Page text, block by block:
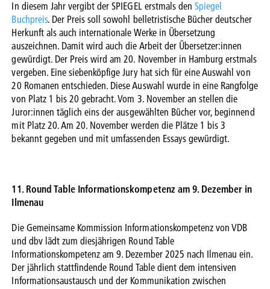
In diesem Jahr vergibt der SPIEGEL erstmals denSpiegel
Buchpreis. Der Preis soll sowohl belletristische Bücher deutscher
Herkunft als auch internationale Werke in Übersetzung
auszeichnen. Damit wird auch die Arbeit der Übersetzer:innen
gewürdigt. Der Preis wird am 20. November in Hamburg erstmals
vergeben. Eine siebenköpfige Jury hat sich für eine Auswahl von
20 Romanen entschieden. Diese Auswahl wurde in eine Rangfolge
von Platz 1 bis 20 gebracht. Vom 3. November an stellen die
Juror:innen täglich eins der ausgewählten Bücher vor, beginnend
mit Platz 20. Am 20. November werden die Plätze 1 bis 3
bekannt gegeben und mit umfassenden Essays gewürdigt.
11. Round Table Informationskompetenz am 9. Dezember in
Ilmenau
Die Gemeinsame Kommission Informationskompetenz von VDB
und dbv lädt zum diesjährigen Round Table
Informationskompetenz am 9. Dezember 2025 nach Ilmenau ein.
Der jährlich stattfindende Round Table dient dem intensiven
Informationsaustausch und der Kommunikation zwischen